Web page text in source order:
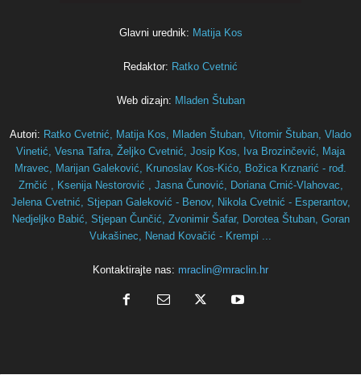
Glavni urednik: Matija Kos
Redaktor: Ratko Cvetnić
Web dizajn: Mladen Štuban
Autori: Ratko Cvetnić, Matija Kos, Mladen Štuban, Vitomir Štuban, Vlado
Vinetić, Vesna Tafra, Željko Cvetnić, Josip Kos, Iva Brozinčević,
Maja
Mravec,
Marijan Galeković, Krunoslav Kos-Kićo,
Božica Krznarić - rođ.
Zrnčić ,
Ksenija Nestorović , Jasna Čunović,
Doriana Crnić-Vlahovac,
Jelena Cvetnić, Stjepan Galeković - Benov, Nikola Cvetnić - Esperantov,
Nedjeljko Babić, Stjepan Čunčić, Zvonimir Šafar, Dorotea Štuban, Goran
Vukašinec,
Nenad Kovačić - Krempi ...
Kontaktirajte nas: mraclin@mraclin.hr